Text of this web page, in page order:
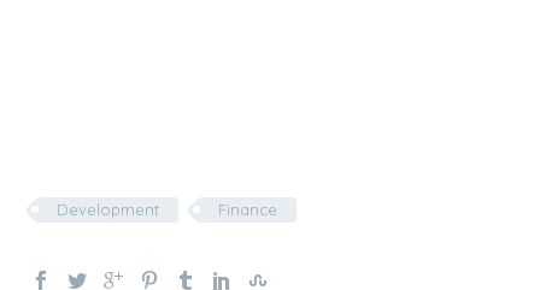
Development Finance